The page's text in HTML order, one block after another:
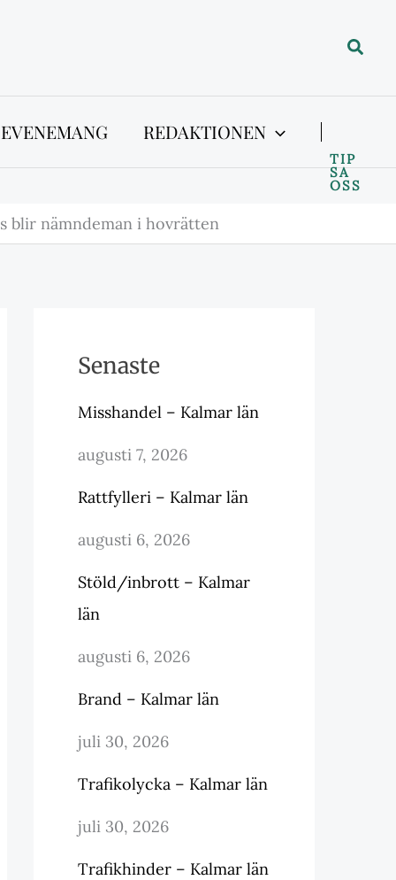
Sök
REDAKTIONEN
TIP
SA
OSS
blir nämndeman i hovrätten
Senaste
Misshandel – Kalmar län
augusti 7, 2026
Rattfylleri – Kalmar län
augusti 6, 2026
Stöld/inbrott – Kalmar
län
augusti 6, 2026
Brand – Kalmar län
juli 30, 2026
Trafikolycka – Kalmar län
juli 30, 2026
Trafikhinder – Kalmar län